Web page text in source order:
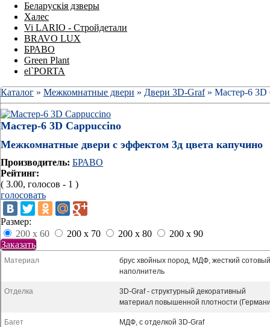
Беларускія дзверы
Халес
Vi LARIO - Стройдетали
BRAVO LUX
БРАВО
Green Plant
el`PORTA
Каталог » Межкомнатные двери » Двери 3D-Graf» Мастер-6 3D
Мастер-6 3D Cappuccino
Межкомнатные двери с эффектом 3д цвета капучино
Производитель: БРАВО
Рейтинг:
( 3.00, голосов - 1 )
голосовать
Размер:
200 x 60
200 x 70 200 x 80
200 x 90
Заказать
Материал
брус хвойных пород, МДФ, жесткий
наполнитель
Отделка
3D-Graf - структурный декоративный
материал повышенной плотности
Багет МДФ, с отделкой 3D-Graf